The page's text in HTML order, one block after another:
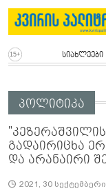
სიახლეები
პოლიტიკა
გადაირიცხა
და არანაირი
2021, 30